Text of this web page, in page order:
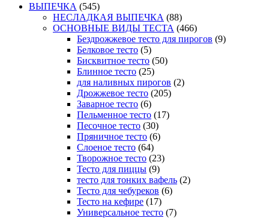
ВЫПЕЧКА (545)
НЕСЛАДКАЯ ВЫПЕЧКА (88)
ОСНОВНЫЕ ВИДЫ ТЕСТА (466)
Бездрожжевое тесто для пирогов (9)
Белковое тесто (5)
Бисквитное тесто (50)
Блинное тесто (25)
для наливных пирогов (2)
Дрожжевое тесто (205)
Заварное тесто (6)
Пельменное тесто (17)
Песочное тесто (30)
Пряничное тесто (6)
Слоеное тесто (64)
Творожное тесто (23)
Тесто для пиццы (9)
тесто для тонких вафель (2)
Тесто для чебуреков (6)
Тесто на кефире (17)
Универсальное тесто (7)